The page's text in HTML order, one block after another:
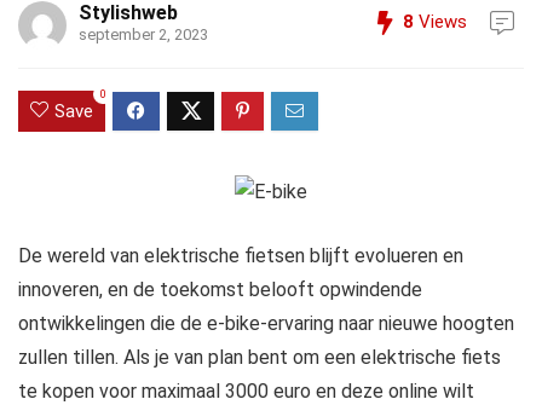
Stylishweb
september 2, 2023
8 Views
Save
0
De wereld van elektrische fietsen blijft evolueren en
innoveren, en de toekomst belooft opwindende
ontwikkelingen die de e-bike-ervaring naar nieuwe hoogten
zullen tillen. Als je van plan bent om een elektrische fiets
te kopen voor maximaal 3000 euro en deze online wilt